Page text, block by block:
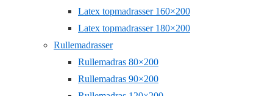
Latex topmadrasser 160×200
Latex topmadrasser 180×200
Rullemadrasser
Rullemadras 80×200
Rullemadras 90×200